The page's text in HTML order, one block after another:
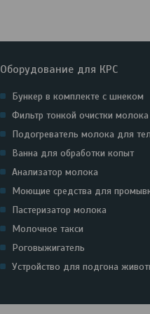
Оборудование для КРС
Бункер в комплекте с шнеком
Фильтр тонкой очистки молока
Подогреватель молока для
Ванна для обработки копыт
Анализатор молока
Моющие средства для
Пастеризатор молока
Молочное такси
Роговыжигатель
Устройство для подгона